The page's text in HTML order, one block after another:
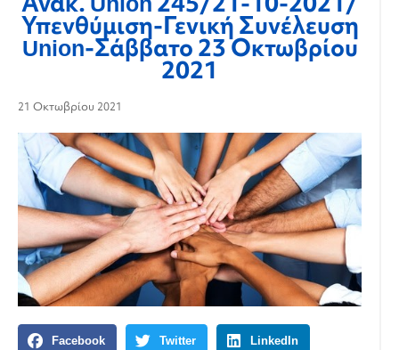
Υπενθύμιση-Γενική Συνέλευση
Union-Σάββατο 23 Οκτωβρίου
2021
21 Οκτωβρίου 2021
Facebook Twitter LinkedIn